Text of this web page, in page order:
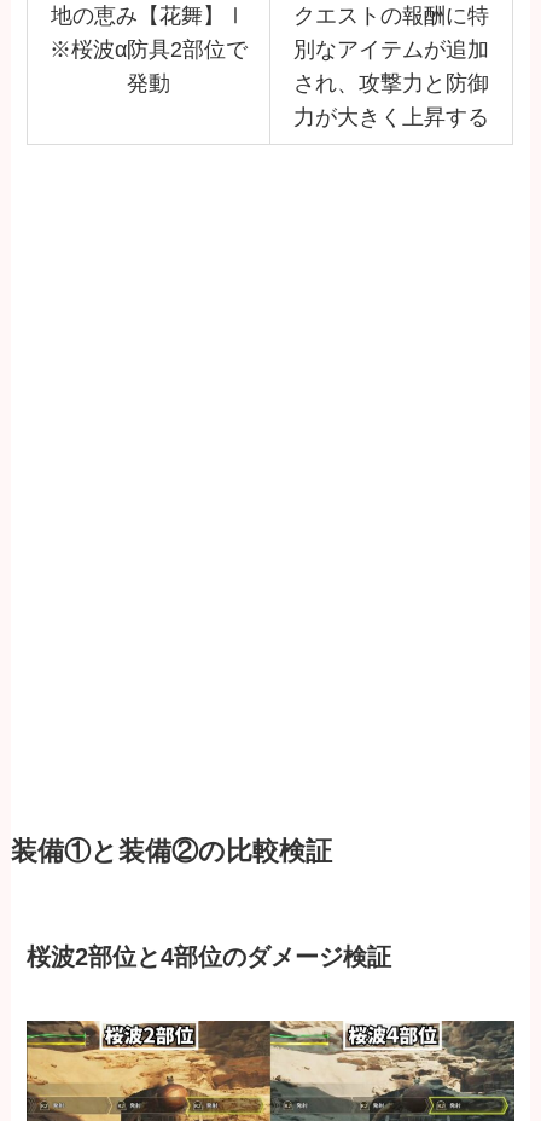
地の恵み【花舞】Ⅰ
※桜波α防具2部位で
発動
クエストの報酬に特
別なアイテムが追加
され、攻撃力と防御
力が大きく上昇する
装備①と装備②の比較検証
桜波2部位と4部位のダメージ検証